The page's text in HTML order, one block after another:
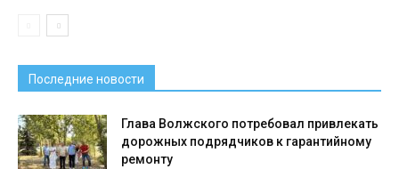
Последние новости
Глава Волжского потребовал привлекать
дорожных подрядчиков к гарантийному
ремонту